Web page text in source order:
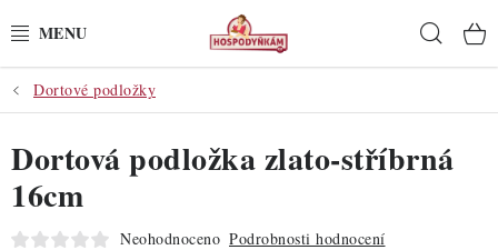
na
POTŘEBY
POMŮCKY
SUROVINY
Dortové podložky
Dortová podložka zlato-stříbrná
16cm
Neohodnoceno Podrobnosti hodnocení